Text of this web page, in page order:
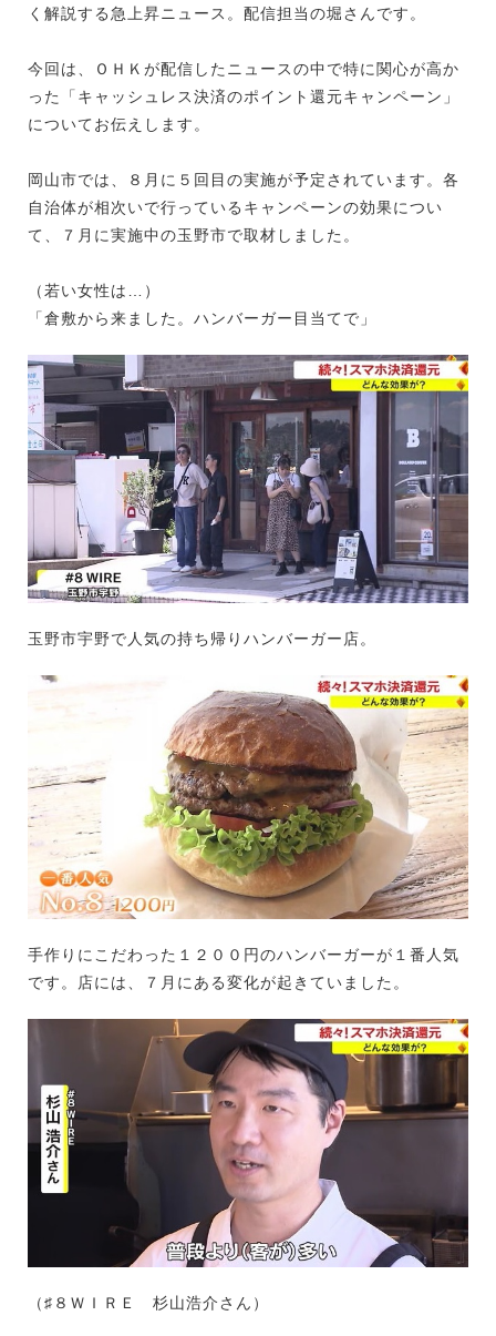
く解説する急上昇ニュース。配信担当の堀さんです。
今回は、ＯＨＫが配信したニュースの中で特に関心が高か
った「キャッシュレス決済のポイント還元キャンペーン」
についてお伝えします。
岡山市では、８月に５回目の実施が予定されています。各
自治体が相次いで行っているキャンペーンの効果につい
て、７月に実施中の玉野市で取材しました。
（若い女性は…）
「倉敷から来ました。ハンバーガー目当てで」
玉野市宇野で人気の持ち帰りハンバーガー店。
手作りにこだわった１２００円のハンバーガーが１番人気
です。店には、７月にある変化が起きていました。
（♯８ＷＩＲＥ 杉山浩介さん）